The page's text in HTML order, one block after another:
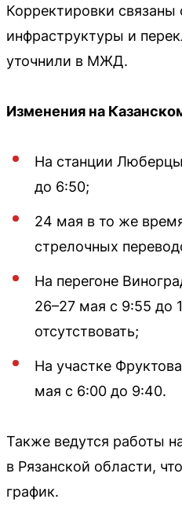
Корректировки
инфраструктуры и
уточнили в МЖД.
Изменения на
На станции
до 6:50;
24 мая в то же
стрелочных
На перегоне
26–27 мая с 9:55 до
отсутствовать;
На участке
мая с 6:00 до 9:40.
Также ведутся работы
в Рязанской области,
график.